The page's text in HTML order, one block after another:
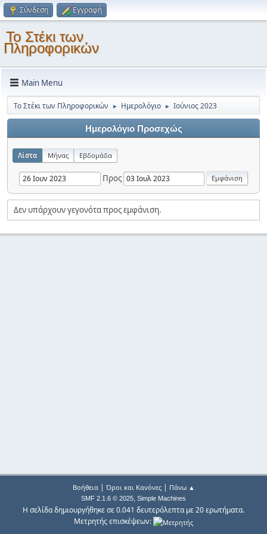
Σύνδεση Εγγραφή
Το Στέκι των
Πληροφορικών
Main Menu
Το Στέκι των Πληροφορικών ► Ημερολόγιο ► Ιούνιος 2023
Ημερολόγιο Προσεχώς
Λίστα Μήνας Εβδομάδα
Προς
Δεν υπάρχουν γεγονότα προς εμφάνιση.
Βοήθεια| Όροι και Κανόνες| Πάνω ▲
SMF 2.1.6 © 2025, Simple Machines
Η σελίδα δημιουργήθηκε σε 0.041 δευτερόλεπτα με 20 ερωτήματα.
Μετρητής επισκέψεων: